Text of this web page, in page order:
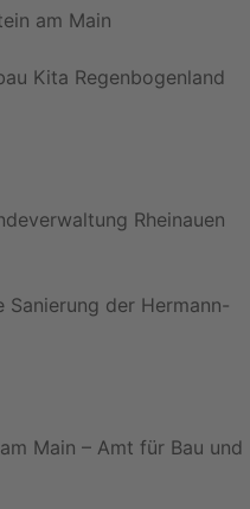
am Main
Kita Regenbogenland
Rheinauen
Sanierung der Hermann-
Main – Amt für Bau und